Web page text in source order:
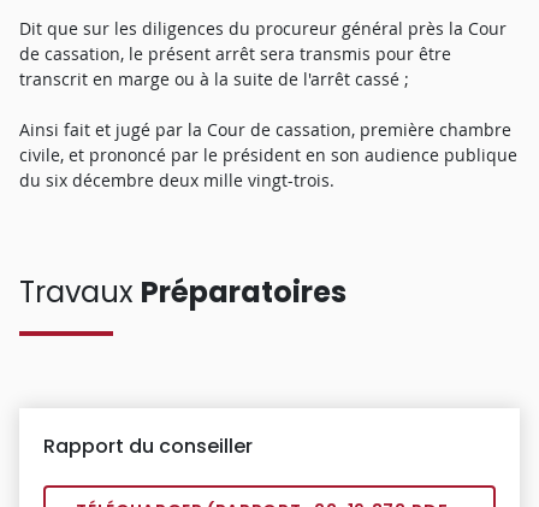
Dit que sur les diligences du procureur général près la Cour
de cassation, le présent arrêt sera transmis pour être
transcrit en marge ou à la suite de l'arrêt cassé ;
Ainsi fait et jugé par la Cour de cassation, première chambre
civile, et prononcé par le président en son audience publique
du six décembre deux mille vingt-trois.
Travaux Préparatoires
Rapport du conseiller